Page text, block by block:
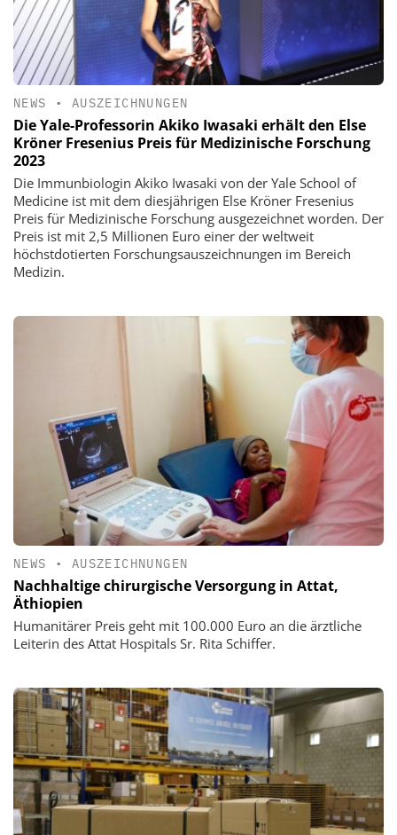
NEWS • AUSZEICHNUNGEN
Die Yale-Professorin Akiko Iwasaki erhält den Else
Kröner Fresenius Preis für Medizinische Forschung
2023
Die Immunbiologin Akiko Iwasaki von der Yale School of
Medicine ist mit dem diesjährigen Else Kröner Fresenius
Preis für Medizinische Forschung ausgezeichnet worden. Der
Preis ist mit 2,5 Millionen Euro einer der weltweit
höchstdotierten Forschungsauszeichnungen im Bereich
Medizin.
NEWS • AUSZEICHNUNGEN
Nachhaltige chirurgische Versorgung in Attat,
Äthiopien
Humanitärer Preis geht mit 100.000 Euro an die ärztliche
Leiterin des Attat Hospitals Sr. Rita Schiffer.